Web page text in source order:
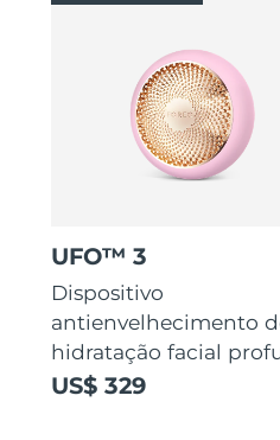
UFO™ 3
Dispositivo
antienvelhecimento
hidratação facial
US$ 329